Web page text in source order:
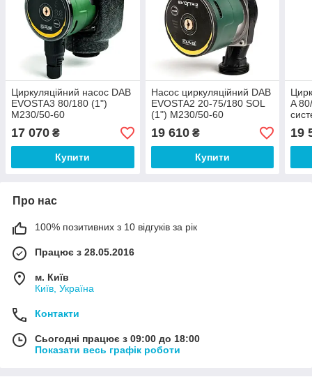
Циркуляційний насос DAB
EVOSTA3 80/180 (1")
M230/50-60
17 070 ₴
Купити
Насос циркуляційний DAB
EVOSTA2 20-75/180 SOL
(1") M230/50-60
19 610₴
Купити
A
19
Про нас
100% позитивних з 10 відгуків за рік
Працює з 28.05.2016
м. Київ
Київ, Україна
Контакти
Сьогодні працює з 09:00 до 18:00
Показати весь графік роботи